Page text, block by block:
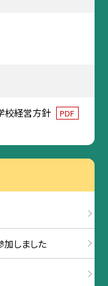
校経営方針 PDF
加しました